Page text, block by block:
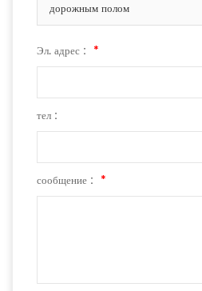
дорожным полом
Эл. адрес : *
тел :
сообщение : *